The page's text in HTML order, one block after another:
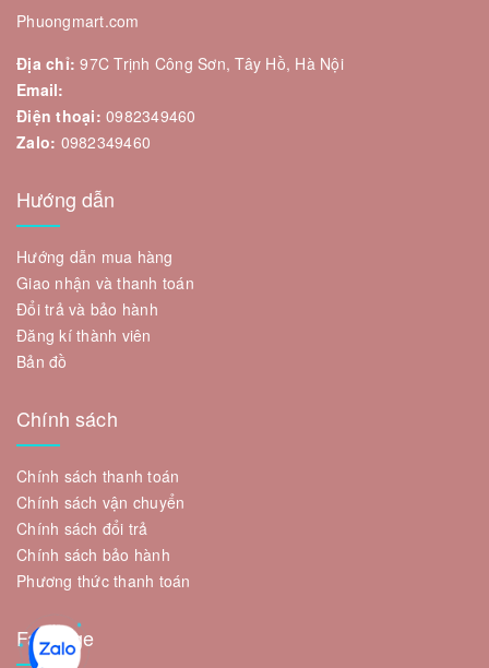
Phuongmart.com
Địa chỉ: 97C Trịnh Công Sơn, Tây Hồ, Hà Nội
Email:
Điện thoại: 0982349460
Zalo: 0982349460
Hướng dẫn
Hướng dẫn mua hàng
Giao nhận và thanh toán
Đổi trả và bảo hành
Đăng kí thành viên
Bản đồ
Chính sách
Chính sách thanh toán
Chính sách vận chuyển
Chính sách đổi trả
Chính sách bảo hành
Phương thức thanh toán
Fanpage